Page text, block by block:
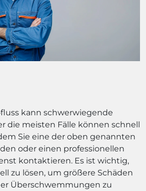
kann schwerwiegende
die meisten Fälle können schnell
Sie eine der oben genannten
oder einen professionellen
kontaktieren. Es ist wichtig,
zu lösen, um größere Schäden
Überschwemmungen zu